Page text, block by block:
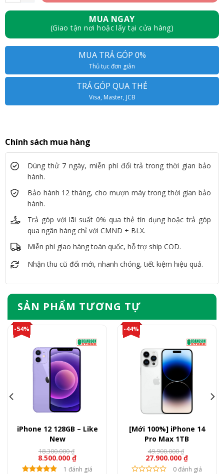
MUA NGAY
(Giao tận nơi hoặc lấy tại cửa hàng)
MUA TRẢ GÓP 0%
Thủ tục đơn giản
TRẢ GÓP QUA THẺ
Visa, Master, JCB
Chính sách mua hàng
Dùng thử 7 ngày, miễn phí đổi trả trong thời gian bảo
hành.
Bảo hành 12 tháng, cho mượn máy trong thời gian bảo
hành.
Trả góp với lãi suất 0% qua thẻ tín dụng hoặc trả góp
qua ngân hàng chỉ với CMND + BLX.
Miễn phí giao hàng toàn quốc, hỗ trợ ship COD.
Nhận thu cũ đổi mới, nhanh chóng, tiết kiệm hiệu quả.
SẢN PHẨM TƯƠNG TỰ
-54%
iPhone 12 128GB – Like
New
8.500.000 ₫
18.300.000₫
1 đánh giá
-44%
[Mới 100%] iPhone 14
Pro Max 1TB
27.900.000 ₫
49.900.000₫
0 đánh giá